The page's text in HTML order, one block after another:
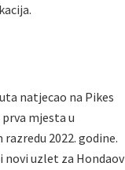
natjecao na Pikes
mjesta u
2022. godine.
novi uzlet za Hondaov